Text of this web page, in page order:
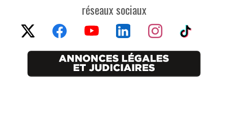
réseaux sociaux